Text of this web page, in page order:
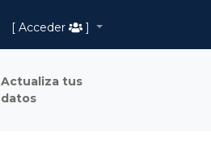
[ Acceder
]
Actualiza tus
datos